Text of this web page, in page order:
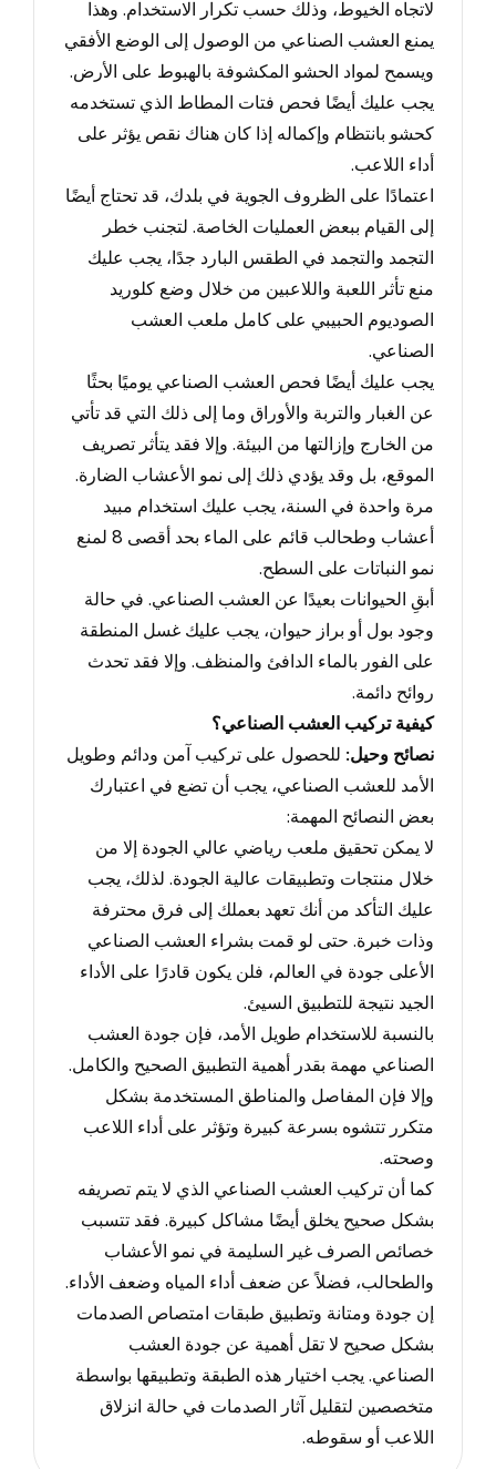
لاتجاه الخيوط، وذلك حسب تكرار الاستخدام. وهذا
يمنع العشب الصناعي من الوصول إلى الوضع الأفقي
ويسمح لمواد الحشو المكشوفة بالهبوط على الأرض.
يجب عليك أيضًا فحص فتات المطاط الذي تستخدمه
كحشو بانتظام وإكماله إذا كان هناك نقص يؤثر على
أداء اللاعب.
اعتمادًا على الظروف الجوية في بلدك، قد تحتاج أيضًا
إلى القيام ببعض العمليات الخاصة. لتجنب خطر
التجمد والتجمد في الطقس البارد جدًا ، يجب عليك
منع تأثر اللعبة واللاعبين من خلال وضع كلوريد
الصوديوم الحبيبي على كامل ملعب العشب
الصناعي.
يجب عليك أيضًا فحص العشب الصناعي يوميًا بحثًا
عن الغبار والتربة والأوراق وما إلى ذلك التي قد تأتي
من الخارج وإزالتها من البيئة. وإلا فقد يتأثر تصريف
الموقع، بل وقد يؤدي ذلك إلى نمو الأعشاب الضارة.
مرة واحدة في السنة، يجب عليك استخدام مبيد
أعشاب وطحالب قائم على الماء بحد أقصى 8
لمنع
نمو النباتات على السطح.
أبقِ الحيوانات بعيدًا عن العشب الصناعي. في حالة
وجود بول أو براز حيوان، يجب عليك غسل المنطقة
على الفور بالماء الدافئ والمنظف. وإلا فقد تحدث
روائح دائمة.
كيفية تركيب العشب الصناعي؟
نصائح وحيل: للحصول على تركيب آمن ودائم وطويل
الأمد للعشب الصناعي، يجب أن تضع في اعتبارك
بعض النصائح المهمة:
لا يمكن تحقيق ملعب رياضي عالي الجودة إلا من
خلال منتجات وتطبيقات عالية الجودة. لذلك، يجب
عليك التأكد من أنك تعهد بعملك إلى فرق محترفة
وذات خبرة. حتى لو قمت بشرا ء العشب الصناعي
الأعلى جودة في العالم، فلن يكون قادرًا على الأداء
الجيد نتيجة للتطبيق السيئ.
بالنسبة للاستخدام طويل الأمد، فإن جودة العشب
الصناعي مهمة بقدر أهمية التطبيق الصحيح والكامل.
وإلا فإن المفاصل والمناطق المستخدمة بشكل
متكرر تتشوه بسرعة كبيرة وتؤثر
على أداء اللاعب
وصحته.
كما أن تركيب العشب الصناعي الذي لا يتم تصريفه
بشكل صحيح يخلق أيضًا مشاكل كبيرة. فقد تتسبب
خصائص الصرف غير السليمة في نمو الأعشاب
والطحالب، فضلاً عن ضعف أداء المياه وضعف الأداء.
إن جودة ومتانة وتطبيق طبقات امتصاص الصدمات
بشكل صحيح لا تقل أهمية عن جودة العشب
الصناعي. يجب اختيار هذه الطبقة وتطبيقها بواسطة
متخصصين لتقليل آثار الصدمات في حالة انزلاق
اللاعب أو سقوطه.